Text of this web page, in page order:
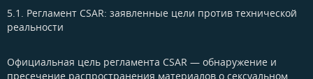
5.1. Регламент CSAR: заявленные цели против технической
реальности​
Официальная цель регламента CSAR — обнаружение и
пресечение распространения материалов о сексуальном